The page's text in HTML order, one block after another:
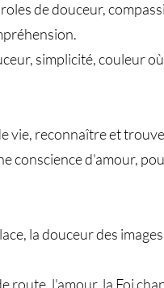
de douceur,
simplicité, couleur
vie, reconnaître et
conscience d'amour,
la douceur des
route, l'amour, la Foi